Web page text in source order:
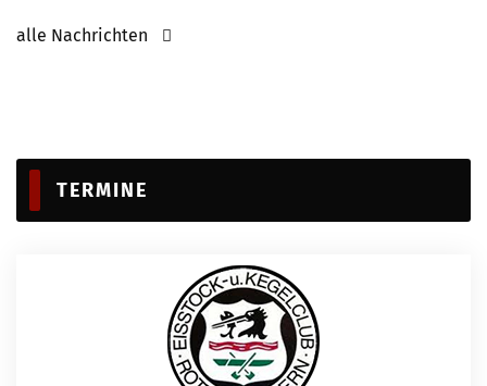
alle Nachrichten
TERMINE